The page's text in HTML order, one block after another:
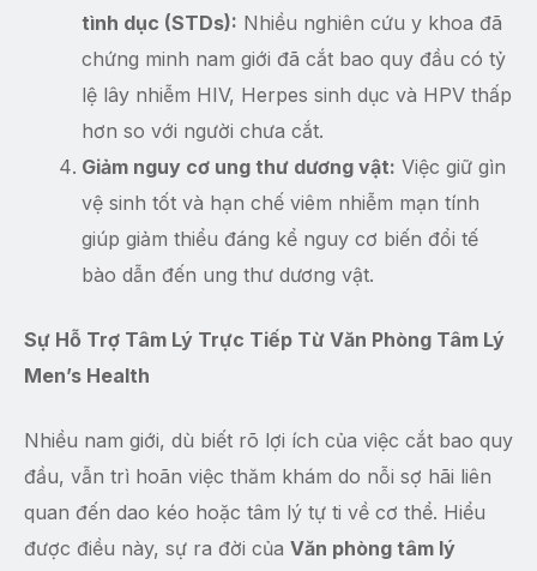
tình dục (STDs): Nhiều nghiên cứu y khoa đã
chứng minh nam giới đã cắt bao quy đầu có tỷ
lệ lây nhiễm HIV, Herpes sinh dục và HPV thấp
hơn so với người chưa cắt.
Giảm nguy cơ ung thư dương vật: Việc giữ gìn
vệ sinh tốt và hạn chế viêm nhiễm mạn tính
giúp giảm thiểu đáng kể nguy cơ biến đổi tế
bào dẫn đến ung thư dương vật.
Sự Hỗ Trợ Tâm Lý Trực Tiếp Từ Văn Phòng Tâm Lý
Men’s Health
Nhiều nam giới, dù biết rõ lợi ích của việc cắt bao quy
đầu, vẫn trì hoãn việc thăm khám do nỗi sợ hãi liên
quan đến dao kéo hoặc tâm lý tự ti về cơ thể. Hiểu
được điều này, sự ra đời của Văn phòng tâm lý